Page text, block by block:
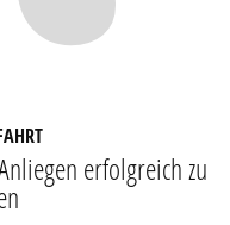
erfolgreich zu